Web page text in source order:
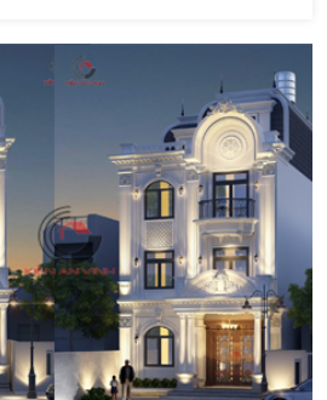
trúc. Ngoài ra nếu nói về kinh doanh